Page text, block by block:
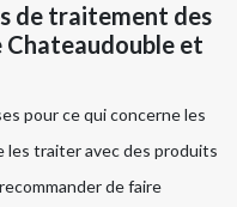
de traitement des
Chateaudouble et
pour ce qui concerne les
les traiter avec des produits
de faire